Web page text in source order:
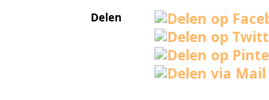
Delen